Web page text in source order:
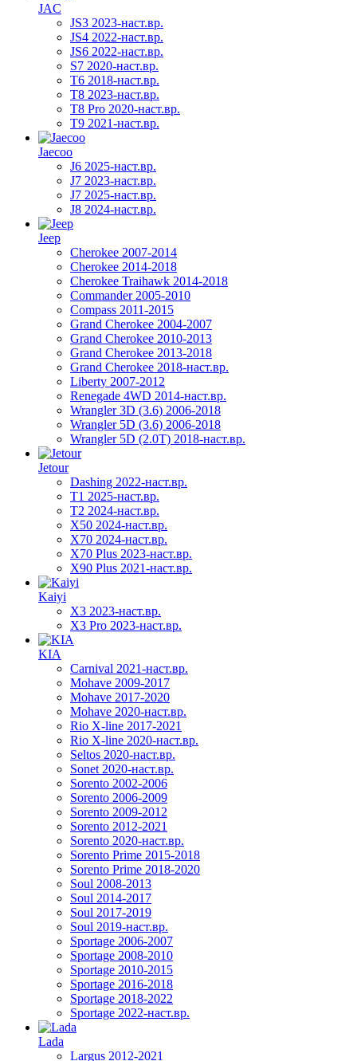
JAC
JS3 2023-наст.вр.
JS4 2022-наст.вр.
JS6 2022-наст.вр.
S7 2020-наст.вр.
T6 2018-наст.вр.
T8 2023-наст.вр.
T8 Pro 2020-наст.вр.
T9 2021-наст.вр.
Jaecoo
J6 2025-наст.вр.
J7 2023-наст.вр.
J7 2025-наст.вр.
J8 2024-наст.вр.
Jeep
Cherokee 2007-2014
Cherokee 2014-2018
Cherokee Traihawk 2014-2018
Commander 2005-2010
Compass 2011-2015
Grand Cherokee 2004-2007
Grand Cherokee 2010-2013
Grand Cherokee 2013-2018
Grand Cherokee 2018-наст.вр.
Liberty 2007-2012
Renegade 4WD 2014-наст.вр.
Wrangler 3D (3.6) 2006-2018
Wrangler 5D (3.6) 2006-2018
Wrangler 5D (2.0T) 2018-наст.вр.
Jetour
Dashing 2022-наст.вр.
T1 2025-наст.вр.
T2 2024-наст.вр.
X50 2024-наст.вр.
X70 2024-наст.вр.
X70 Plus 2023-наст.вр.
X90 Plus 2021-наст.вр.
Kaiyi
X3 2023-наст.вр.
X3 Pro 2023-наст.вр.
KIA
Carnival 2021-наст.вр.
Mohave 2009-2017
Mohave 2017-2020
Mohave 2020-наст.вр.
Rio X-line 2017-2021
Rio X-line 2020-наст.вр.
Seltos 2020-наст.вр.
Sonet 2020-наст.вр.
Sorento 2002-2006
Sorento 2006-2009
Sorento 2009-2012
Sorento 2012-2021
Sorento 2020-наст.вр.
Sorento Prime 2015-2018
Sorento Prime 2018-2020
Soul 2008-2013
Soul 2014-2017
Soul 2017-2019
Soul 2019-наст.вр.
Sportage 2006-2007
Sportage 2008-2010
Sportage 2010-2015
Sportage 2016-2018
Sportage 2018-2022
Sportage 2022-наст.вр.
Lada
Largus 2012-2021